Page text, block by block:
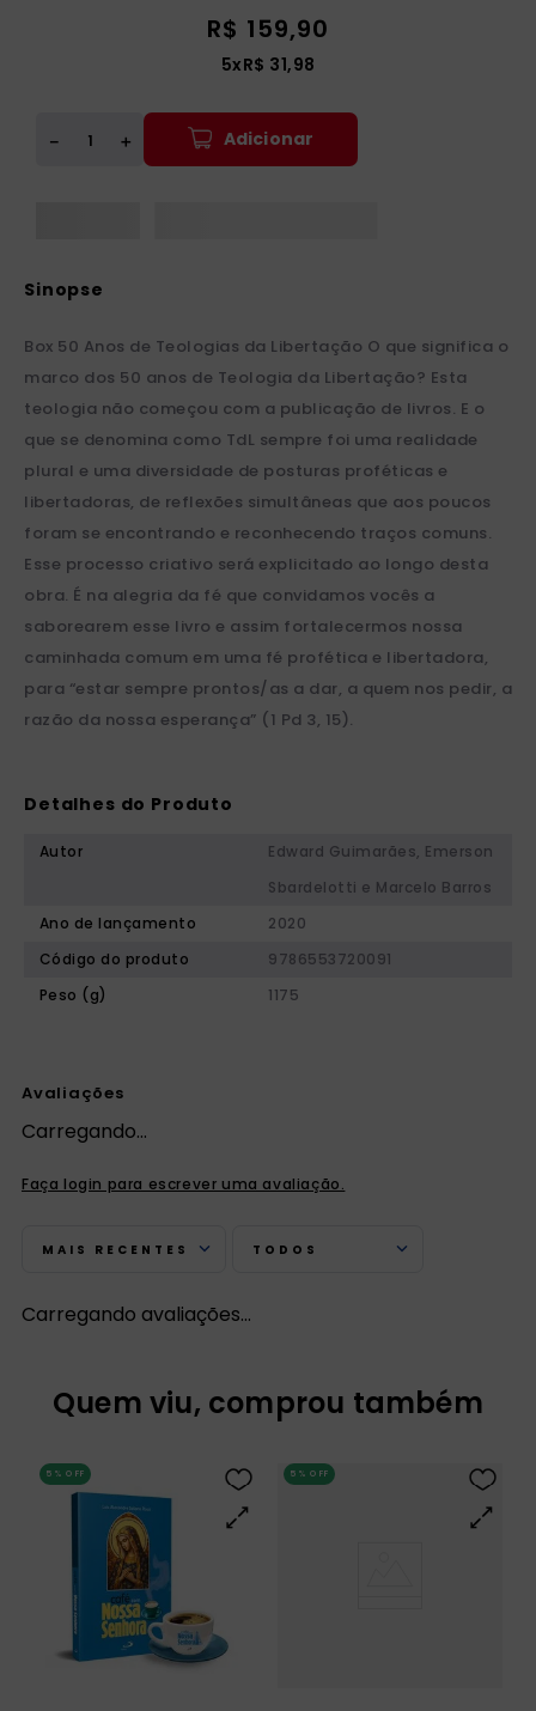
R$ 159,90
5xR$ 31,98
＋
－ Adicionar
Box 50 Anos de Teologias da Libertação O que significa o
marco dos 50 anos de Teologia da Libertação? Esta
teologia não começou com a publicação de livros. E o
que se denomina como TdL sempre foi uma realidade
plural e uma diversidade de posturas proféticas e
libertadoras, de reflexões simultâneas que aos poucos
foram se encontrando e reconhecendo traços comuns.
Esse processo criativo será explicitado ao longo desta
obra. É na alegria da fé que convidamos vocês a
saborearem esse livro e assim fortalecermos nossa
caminhada comum em uma fé profética e libertadora,
para “estar sempre prontos/as a dar, a quem nos pedir, a
razão da nossa esperança” (1 Pd 3, 15).
Detalhes do Produto
Autor
Edward Guimarães, Emerson
Sbardelotti e Marcelo Barros
Ano de lançamento
2020
Código do produto
9786553720091
Peso (g)
1175
Avaliações
Carregando…
Faça login para escrever uma avaliação.
MAIS RECENTES TODOS
Carregando avaliações…
Quem viu, comprou também
5% OFF 5% OFF